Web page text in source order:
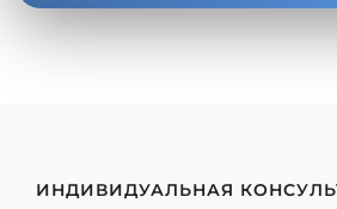
ИНДИВИДУАЛЬНАЯ